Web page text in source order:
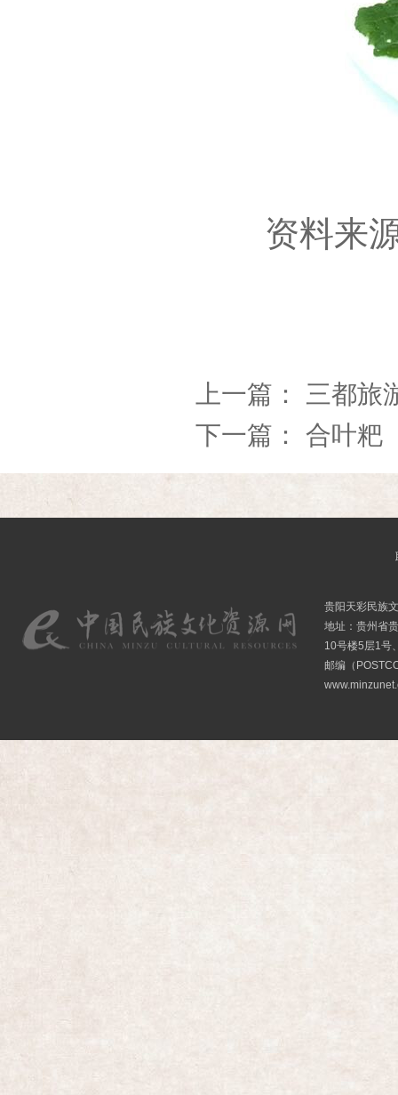
资料来源
上一篇： 三都旅
下一篇： 合叶粑
贵阳天彩民族
地址：贵州省
10号楼5层1号
邮编（